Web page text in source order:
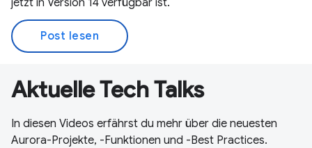
jetzt in Version 14 verfügbar ist.
Post lesen
Aktuelle Tech Talks
In diesen Videos erfährst du mehr über die neuesten
Aurora-Projekte, -Funktionen und -Best Practices.